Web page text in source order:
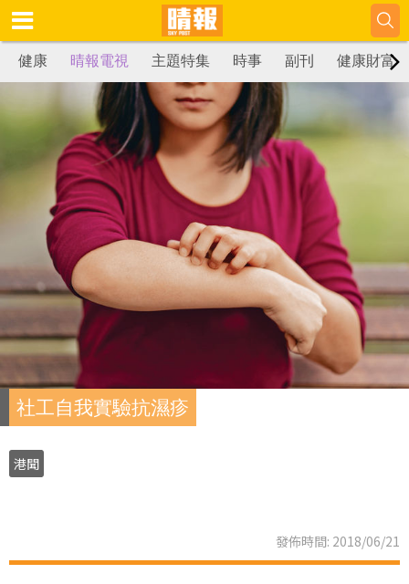
健康 晴報電視 主題特集 時事 副刊 健康財富
社工自我實驗抗濕疹
港聞
發佈時間: 2018/06/21